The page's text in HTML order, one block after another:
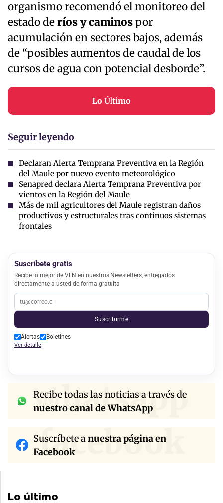
organismo recomendó el monitoreo del
estado deríos y caminospor
acumulación en sectores bajos, además
de “posibles aumentos de caudal de los
cursos de agua con potencial desborde”.
Lo Último
Seguir leyendo
Declaran Alerta Temprana Preventiva en la Región
del Maule por nuevo evento meteorológico
Senapred declara Alerta Temprana Preventiva por
vientos en la Región del Maule
Más de mil agricultores del Maule registran daños
productivos y estructurales tras continuos sistemas
frontales
Suscríbete gratis
Recibe lo mejor de VLN en nuestros Newsletters, entregados
directamente a usted de forma gratuita
Suscribirme
Alertas Boletines
Ver detalle
whatsapp
Recibe todas las noticias a través de
nuestro canal de WhatsApp
facebook
Suscríbete anuestra página en
Facebook
Lo último